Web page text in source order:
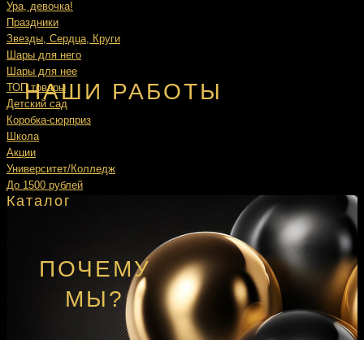
Ура, девочка!
Праздники
Звезды, Сердца, Круги
Шары для него
Шары для нее
ТОП товары
Детский сад
Коробка-сюрприз
Школа
Акции
Университет/Колледж
До 1500 рублей
Каталог
ПОЧЕМУ
МЫ?
НАШИ РАБОТЫ